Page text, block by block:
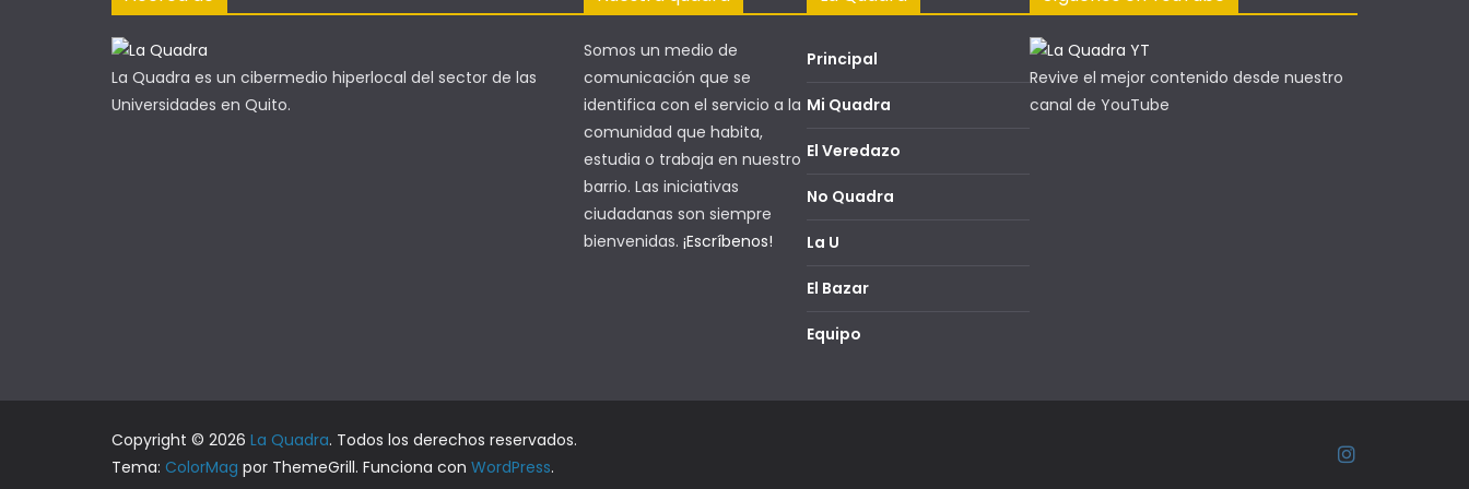
La Quadra es un cibermedio hiperlocal del sector de las
Universidades en Quito.
Somos un medio de
comunicación que se
identifica con el servicio a la
comunidad que habita,
estudia o trabaja en nuestro
barrio. Las iniciativas
ciudadanas son siempre
bienvenidas. ¡Escríbenos!
Principal
Mi Quadra
El Veredazo
No Quadra
La U
El Bazar
Equipo
Revive el mejor contenido desde nuestro
canal de YouTube
Copyright © 2026 La Quadra. Todos los derechos reservados.
Tema: ColorMag por ThemeGrill. Funciona con WordPress.